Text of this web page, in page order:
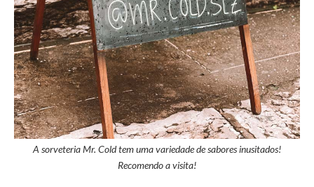
A sorveteria Mr. Cold tem uma variedade de sabores inusitados!
Recomendo a visita!